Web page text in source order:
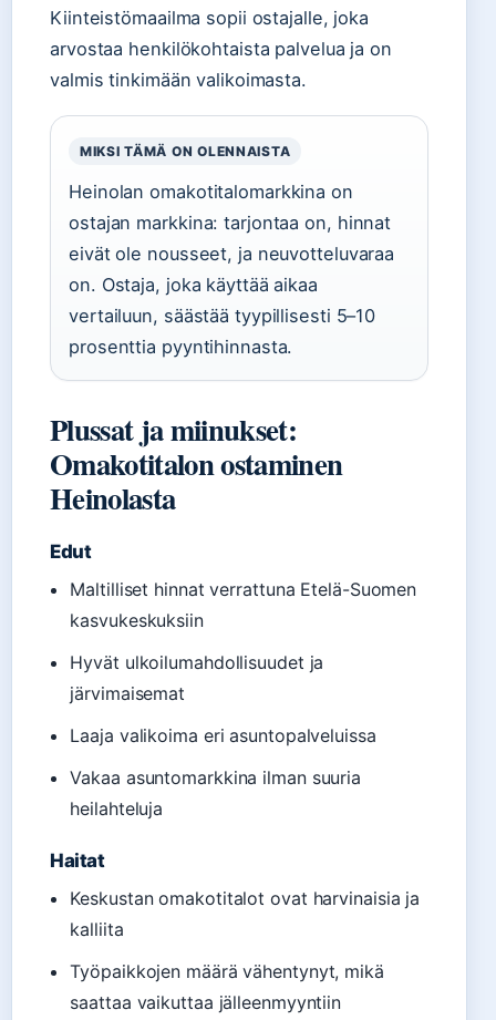
Kiinteistömaailma sopii ostajalle, joka
arvostaa henkilökohtaista palvelua ja on
valmis tinkimään valikoimasta.
MIKSI TÄMÄ ON OLENNAISTA
Heinolan omakotitalomarkkina on
ostajan markkina: tarjontaa on, hinnat
eivät ole nousseet, ja neuvotteluvaraa
on. Ostaja, joka käyttää aikaa
vertailuun, säästää tyypillisesti 5–10
prosenttia pyyntihinnasta.
Plussat ja miinukset:
Omakotitalon ostaminen
Heinolasta
Edut
Maltilliset hinnat verrattuna Etelä-Suomen
kasvukeskuksiin
Hyvät ulkoilumahdollisuudet ja
järvimaisemat
Laaja valikoima eri asuntopalveluissa
Vakaa asuntomarkkina ilman suuria
heilahteluja
Haitat
Keskustan omakotitalot ovat harvinaisia ja
kalliita
Työpaikkojen määrä vähentynyt, mikä
saattaa vaikuttaa jälleenmyyntiin